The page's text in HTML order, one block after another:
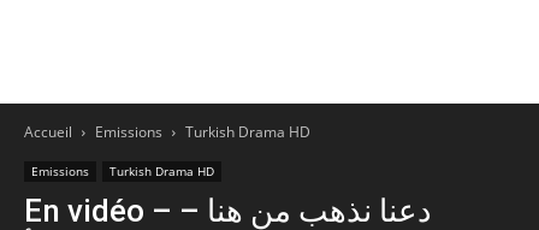
Accueil Emissions Turkish Drama HD
Emissions Turkish Drama HD
En vidéo – دعنا نذهب من هنا –